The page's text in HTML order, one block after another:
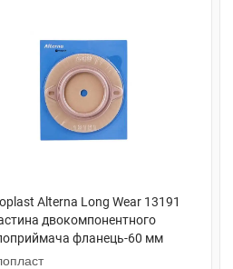
Alterna Long Wear 13191
двокомпонентного
фланець-60 мм
мм 5 шт